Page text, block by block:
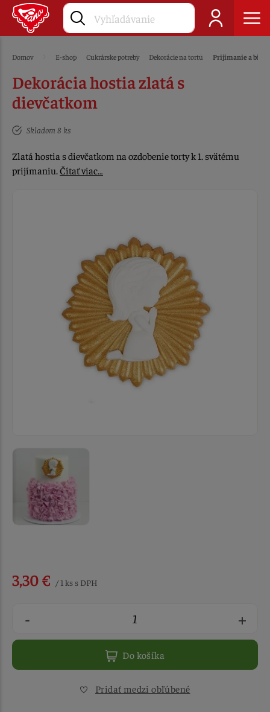
Domov E-shop Cukrárske potreby Dekorácie na tortu Prijímanie a
Dekorácia hostia zlatá s
dievčatkom
Skladom 8 ks
Zlatá hostia s dievčatkom na ozdobenie torty k 1. svätému
prijímaniu.Čítať viac…
3,30 € / 1 ks s DPH
- +
Do košíka
Pridať medzi obľúbené